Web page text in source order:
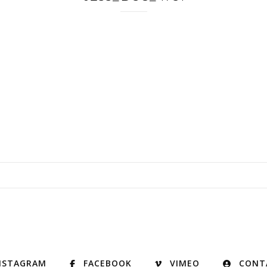
FACEBOOK VIMEO